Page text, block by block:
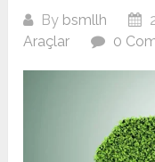
By bsmllh
Araçlar
0